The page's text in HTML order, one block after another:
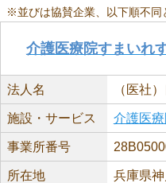
※並びは協賛企業、以下順不同
介護医療院すまいれ
法人名 （医社
施設・サービス 介護医療
事業所番号
所在地 兵庫県